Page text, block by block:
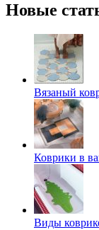
Новые
Вязаный
Коврики в
Виды